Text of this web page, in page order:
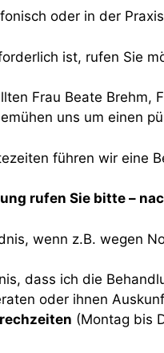
oder in der
ist, rufen Sie
Frau Beate Brehm,
uns um einen
führen wir eine
rufen Sie bitte –
wenn z.B. wegen
dass ich die
oder ihnen
(Montag bis